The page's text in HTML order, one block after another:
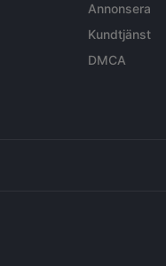
Annonsera
Kundtjänst
DMCA